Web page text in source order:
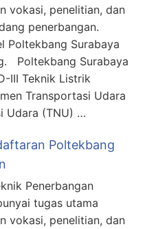
vokasi, penelitian, dan
penerbangan.
Poltekbang Surabaya
Poltekbang Surabaya
III Teknik Listrik
Transportasi Udara
Udara (TNU) …
Poltekbang
Penerbangan
tugas utama
vokasi, penelitian, dan